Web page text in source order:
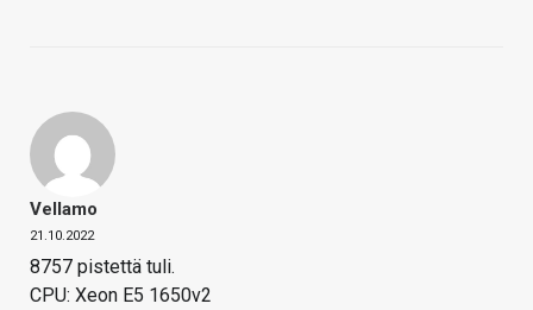
Vellamo
21.10.2022
8757 pistettä tuli.
CPU: Xeon E5 1650v2